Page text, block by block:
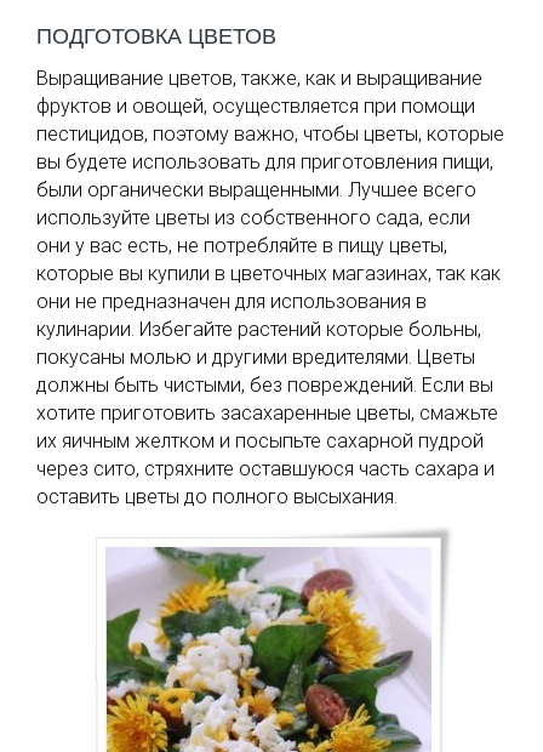
ПОДГОТОВКА ЦВЕТОВ
Выращивание цветов, также, как и выращивание
фруктов и овощей, осуществляется при помощи
пестицидов, поэтому важно, чтобы цветы, которые
вы будете использовать для приготовления пищи,
были органически выращенными. Лучшее всего
используйте цветы из собственного сада, если
они у вас есть, не потребляйте в пищу цветы,
которые вы купили в цветочных магазинах, так как
они не предназначен для использования в
кулинарии. Избегайте растений которые больны,
покусаны молью и другими вредителями. Цветы
должны быть чистыми, без повреждений. Если вы
хотите приготовить засахаренные цветы, смажьте
их яичным желтком и посыпьте сахарной пудрой
через сито, стряхните оставшуюся часть сахара и
оставить цветы до полного высыхания.